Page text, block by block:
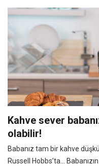
Kahve sever
olabilir!
Babanız tam bir kahve
Russell Hobbs’ta…